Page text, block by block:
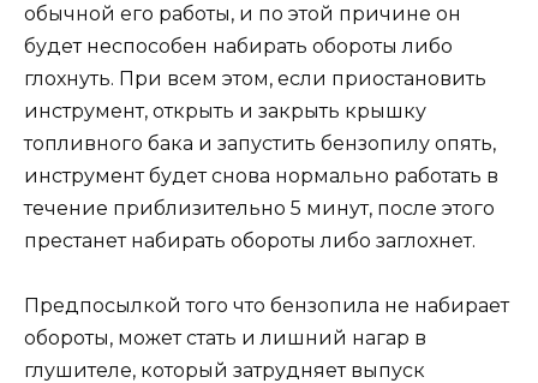
обычной его работы, и по этой причине он
будет неспособен набирать обороты либо
глохнуть. При всем этом, если приостановить
инструмент, открыть и закрыть крышку
топливного бака и запустить бензопилу опять,
инструмент будет снова нормально работать в
течение приблизительно 5 минут, после этого
престанет набирать обороты либо заглохнет.
Предпосылкой того что бензопила не набирает
обороты, может стать и лишний нагар в
глушителе, который затрудняет выпуск